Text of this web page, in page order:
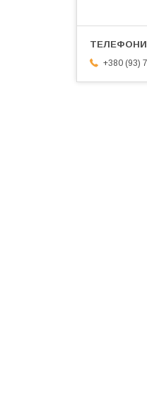
+380 (93)